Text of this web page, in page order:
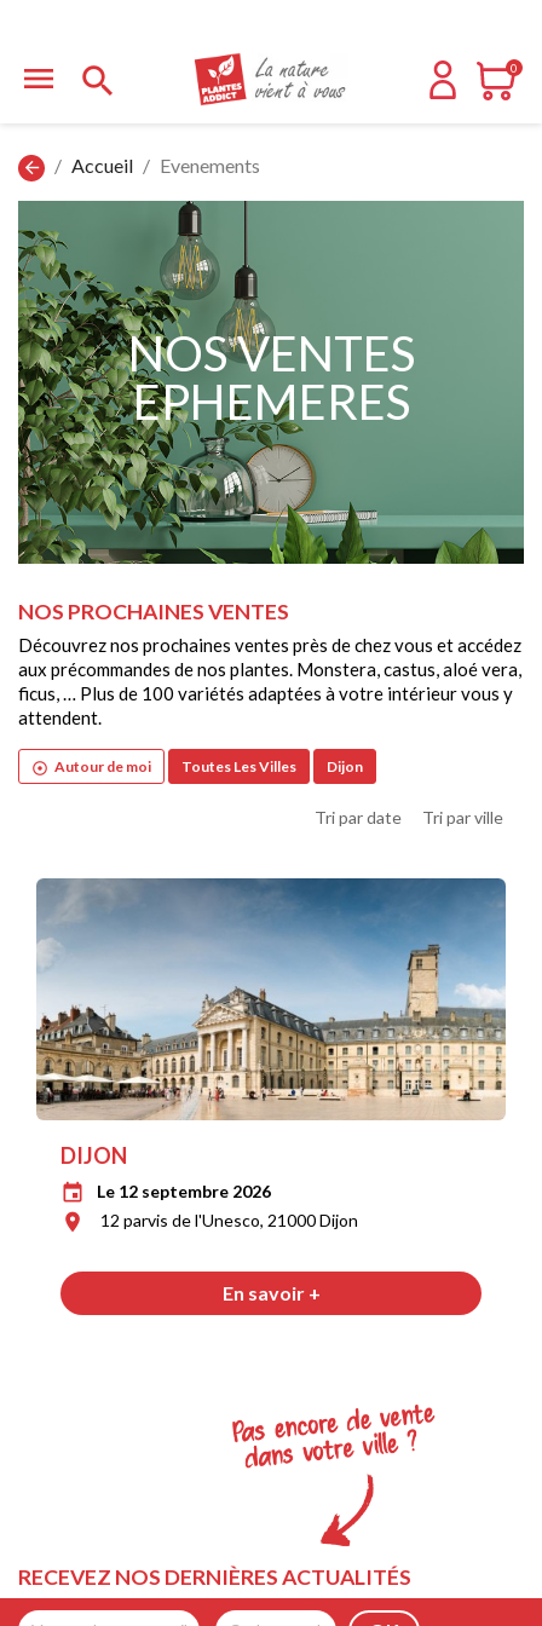
  0
arrow_back Accueil Evenements
NOS VENTES
EPHEMERES
NOS PROCHAINES VENTES
Découvrez nos prochaines ventes près de chez vous et accédez
aux précommandes de nos plantes. Monstera, castus, aloé vera,
ficus, … Plus de 100 variétés adaptées à votre intérieur vous y
attendent.
adjust Autour de moi Toutes Les Villes Dijon
Tri par date Tri par ville
DIJON
event Le 12 septembre 2026
room 12 parvis de l'Unesco, 21000 Dijon
En savoir +
RECEVEZ NOS DERNIÈRES ACTUALITÉS